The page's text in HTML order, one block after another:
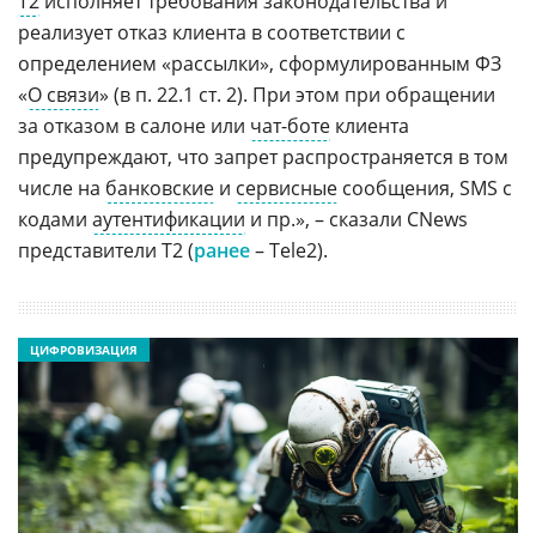
реализует отказ клиента в соответствии с
определением «рассылки», сформулированным ФЗ
«О связи» (в п. 22.1 ст. 2). При этом при обращении
за отказом в салоне или чат-боте клиента
предупреждают, что запрет распространяется в том
числе на банковские и сервисные сообщения, SMS с
кодами аутентификации и пр.», – сказали CNews
представители Т2 (ранее– Tele2).
ЦИФРОВИЗАЦИЯ